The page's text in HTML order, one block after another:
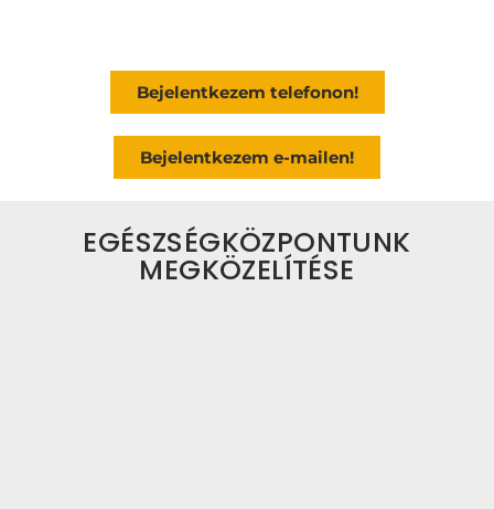
Bejelentkezem telefonon!
Bejelentkezem e-mailen!
EGÉSZSÉGKÖZPONTUNK
MEGKÖZELÍTÉSE